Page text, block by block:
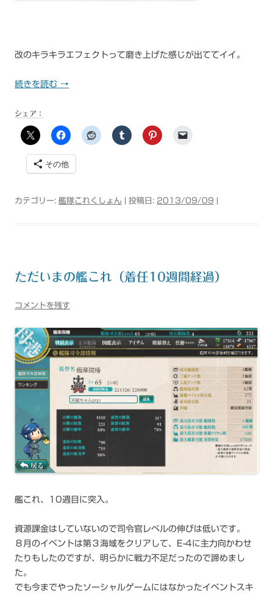
改のキラキラエフェクトって磨き上げた感じが出ててイイ。
続きを読む →
シェア：
その他
カテゴリー: 艦隊これくしょん | 投稿日: 2013/09/09
ただいまの艦これ（着任10週間経過）
コメントを残す
艦これ、10週目に突入。
資源課金はしていないので司令官レベルの伸びは低いです。
８月のイベントは第３海域をクリアして、E-4に主力向かわせ
たりもしたのですが、明らかに戦力不足だったので諦めまし
た。
でも今までやったソーシャルゲームにはなかったイベントスキ